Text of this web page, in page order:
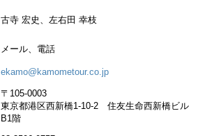
古寺 宏史、左右田 幸枝
メール、電話
ekamo@kamometour.co.jp
〒105-0003
東京都港区西新橋1-10-2 住友生命西新橋ビル
B1階